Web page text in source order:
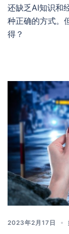
还缺乏AI知识和
种正确的方式。
得？
2023年2月17日